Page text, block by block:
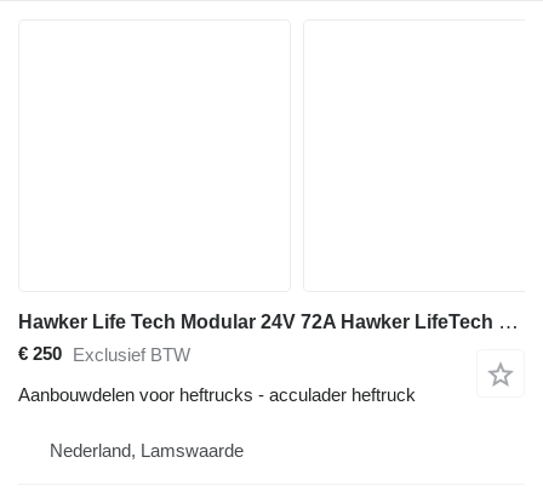
Hawker Life Tech Modular 24V 72A Hawker LifeTech EK48 Forklift Battery
€ 250
Exclusief BTW
Aanbouwdelen voor heftrucks - acculader heftruck
Nederland, Lamswaarde